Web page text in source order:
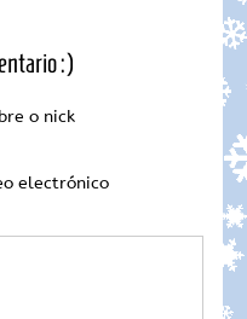
:)
o nick
electrónico